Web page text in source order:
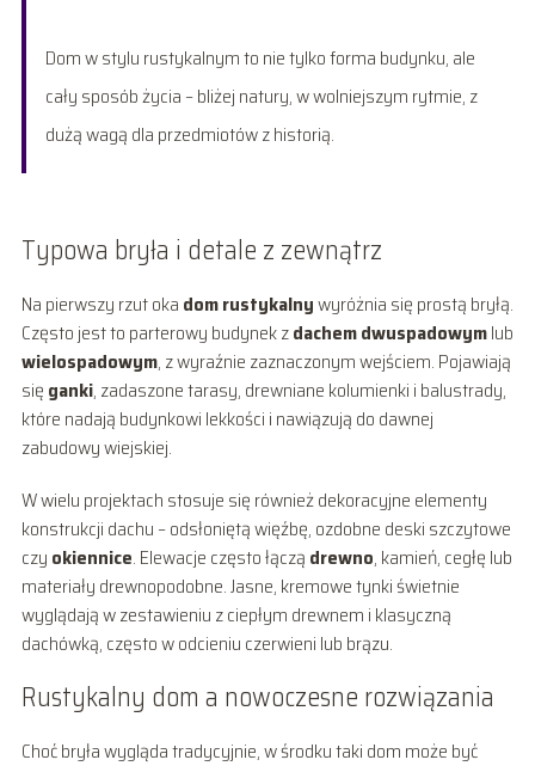
Dom w stylu rustykalnym to nie tylko forma budynku, ale
cały sposób życia – bliżej natury, w wolniejszym rytmie, z
dużą wagą dla przedmiotów z historią.
Typowa bryła i detale z zewnątrz
Na pierwszy rzut oka dom rustykalnywyróżnia się prostą bryłą.
Często jest to parterowy budynek zdachem dwuspadowymlub
wielospadowym, z wyraźnie zaznaczonym wejściem. Pojawiają
się ganki, zadaszone tarasy, drewniane kolumienki i balustrady,
które nadają budynkowi lekkości i nawiązują do dawnej
zabudowy wiejskiej.
W wielu projektach stosuje się również dekoracyjne elementy
konstrukcji dachu – odsłoniętą więźbę, ozdobne deski szczytowe
czy okiennice. Elewacje często łączą drewno, kamień, cegłę lub
materiały drewnopodobne. Jasne, kremowe tynki świetnie
wyglądają w zestawieniu z ciepłym drewnem i klasyczną
dachówką, często w odcieniu czerwieni lub brązu.
Rustykalny dom a nowoczesne rozwiązania
Choć bryła wygląda tradycyjnie, w środku taki dom może być